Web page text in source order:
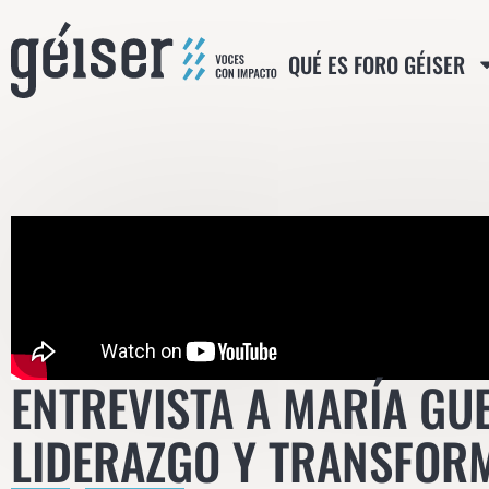
QUÉ ES FORO GÉISER
ENTREVISTA A MARÍA
LIDERAZGO Y